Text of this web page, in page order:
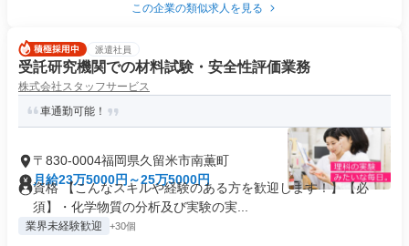
この企業の類似求人を見る
派遣社員
受託研究機関での材料試験・安全性評価業務
株式会社スタッフサービス
車通勤可能！
〒830-0004福岡県久留米市南薫町
月給23万5000円～25万5000円
資格 【こんなスキルや経験のある方を歓迎します！】【必
須】・化学物質の分析及び実験の実...
業界未経験歓迎 +30個